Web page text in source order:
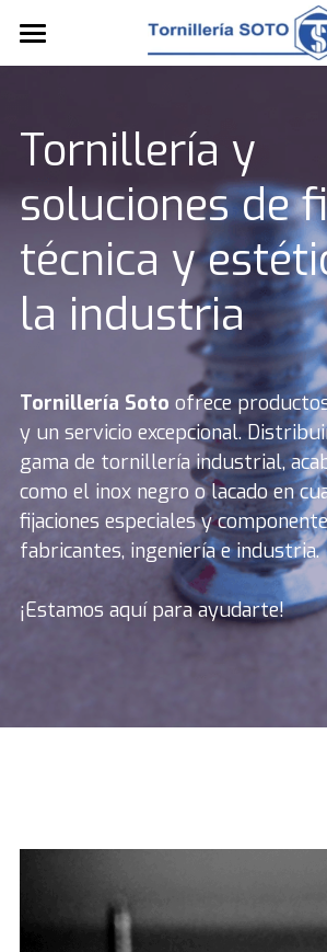
Contacto
Manipulados y
Tornillería y
soluciones de
técnica y
la industria
Tornillería Soto ofrece
y un servicio excepcional.
gama de tornillería industrial,
como el inox negro o lacado en
fijaciones especiales y
fabricantes, ingeniería e industria.
¡Estamos aquí para ayudarte!